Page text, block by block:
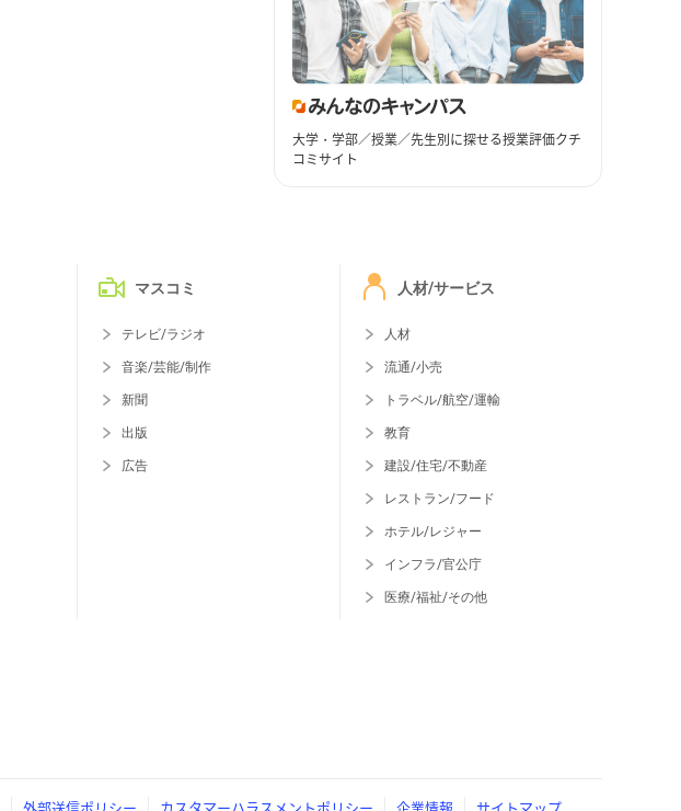
大学・学部／授業／先生別に探せる授業評価クチ
コミサイト
マスコミ
テレビ/ラジオ
音楽/芸能/制作
新聞
出版
広告
人材/サービス
人材
流通/小売
トラベル/航空/運輸
教育
建設/住宅/不動産
レストラン/フード
ホテル/レジャー
インフラ/官公庁
医療/福祉/その他